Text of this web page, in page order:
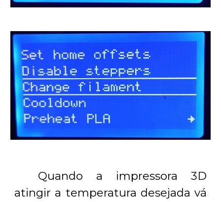
Quando a impressora 3D
atingir a temperatura desejada vá